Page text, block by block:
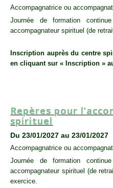
Accompagnatrice ou
Journée de formation
accompagnateur spirituel (de
Inscription auprès du centre
en cliquant sur « Inscription »
Repères pour
spirituel
Du 23/01/2027 au 23/01/2027
Accompagnatrice ou
Journée de formation
accompagnateur spirituel (de
exercice.